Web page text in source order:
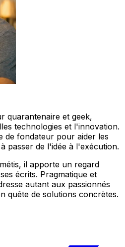
quarantenaire et geek,
technologies et l'innovation.
de fondateur pour aider les
passer de l'idée à l'exécution.
il apporte un regard
écrits. Pragmatique et
autant aux passionnés
quête de solutions concrètes.